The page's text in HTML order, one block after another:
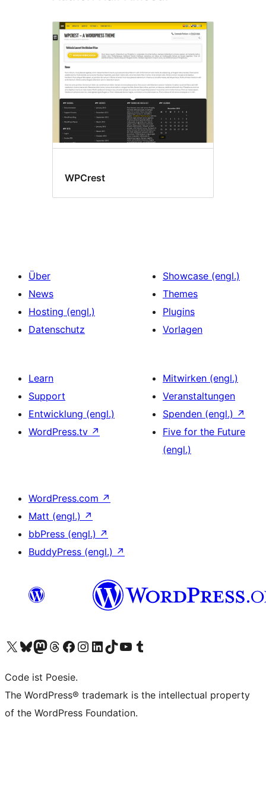
WPCrest
Über
News
Hosting (engl.)
Datenschutz
Showcase (engl.)
Themes
Plugins
Vorlagen
Learn
Support
Entwicklung (engl.)
WordPress.tv ↗
Mitwirken (engl.)
Veranstaltungen
Spenden (engl.) ↗
Five for the Future
(engl.)
WordPress.com ↗
Matt (engl.) ↗
bbPress (engl.) ↗
BuddyPress (engl.) ↗
Das X-Konto (früher Twitter) von WordPress.org besuchen
Das Bluesky-Konto von WordPress.org besuchen
Das Mastodon-Konto von WordPress.org besuchen
Das Threads-Konto von WordPress.org besuchen
Die Facebook-Seite von WordPress.org besuchen
Das Instagram-Konto von WordPress.org besuchen
Das LinkedIn-Konto von WordPress.org besuchen
Das TikTok-Konto von WordPress.org besuchen
Den YouTube-Kanal von WordPress.org besuchen
Das Tumblr-Konto von WordPress.org besuchen
Code ist Poesie.
The WordPress® trademark is the intellectual property
of the WordPress Foundation.